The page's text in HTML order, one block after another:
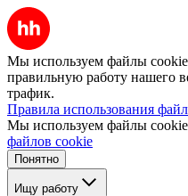
Мы используем файлы
правильную работу нашего
трафик.
Правила использования
Мы используем файлы
файлов cookie
Понятно
Ищу работу